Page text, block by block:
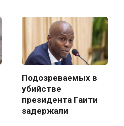
Подозреваемых в
убийстве
президента Гаити
задержали